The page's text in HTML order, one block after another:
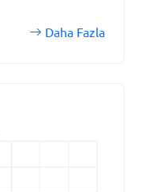
Daha Fazla